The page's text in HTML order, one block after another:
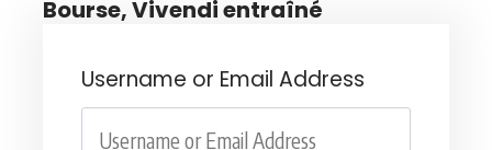
Bourse, Vivendi entraîné
Username or Email Address